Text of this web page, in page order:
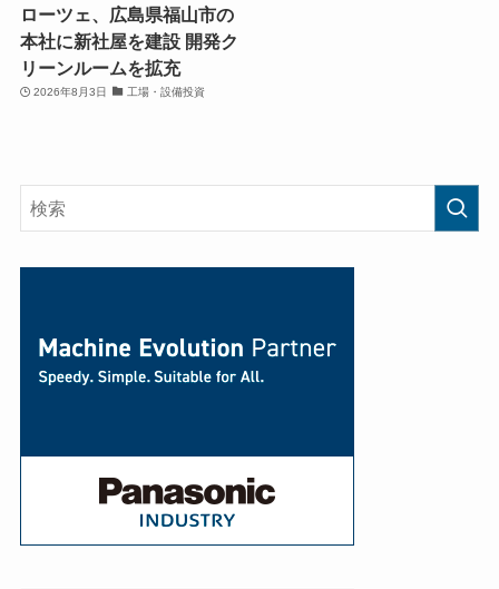
ローツェ、広島県福山市の
本社に新社屋を建設 開発ク
リーンルームを拡充
2026年8月3日 工場・設備投資